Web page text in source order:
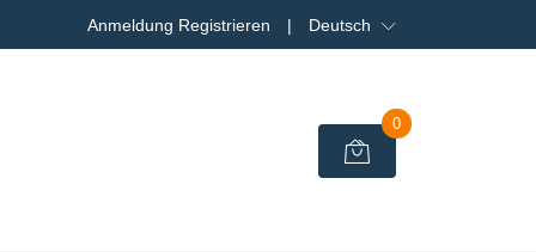
Anmeldung Registrieren | Deutsch
0